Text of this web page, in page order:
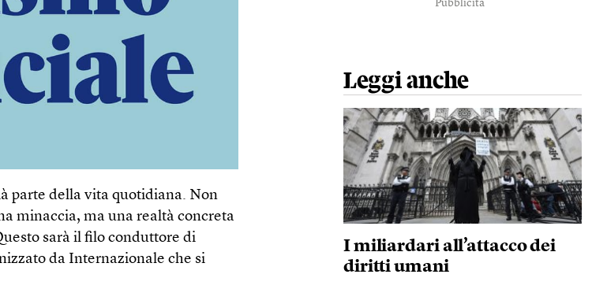
parte della vita quotidiana. Non
minaccia, ma una realtà concreta
sarà il filo conduttore di
da Internazionale che si
Pubblicità
Leggi anche
I miliardari all’attacco dei
diritti umani